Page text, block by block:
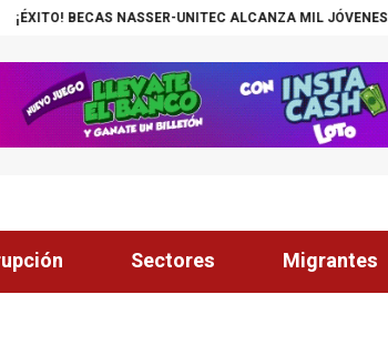
UNITEC ALCANZA MIL JÓVENES BENEFICIADOS
Sectores Migrantes